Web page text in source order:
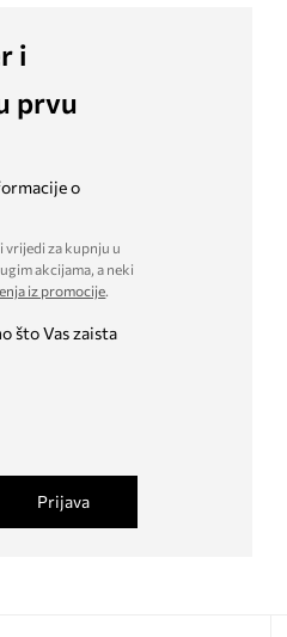
i
prvu
o
vrijedi za kupnju u
akcijama, a neki
iz promocije
što Vas zaista
Prijava